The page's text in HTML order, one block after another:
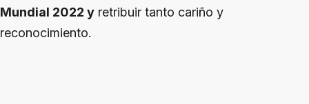
Mundial 2022 y retribuir tanto cariño y
reconocimiento.